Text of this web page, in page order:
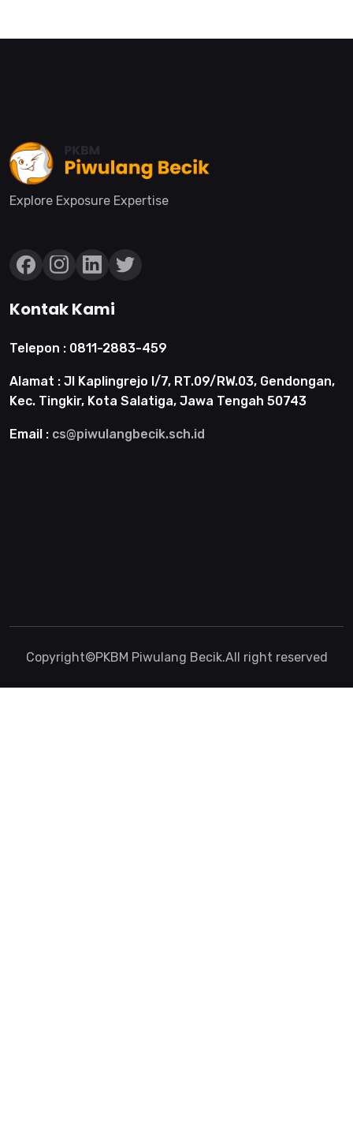
Explore Exposure Expertise
Kontak Kami
Telepon : 0811-2883-459
Alamat : Jl Kaplingrejo I/7, RT.09/RW.03, Gendongan,
Kec. Tingkir, Kota Salatiga, Jawa Tengah 50743
Email : cs@piwulangbecik.sch.id
Copyright©PKBM Piwulang Becik.All right reserved